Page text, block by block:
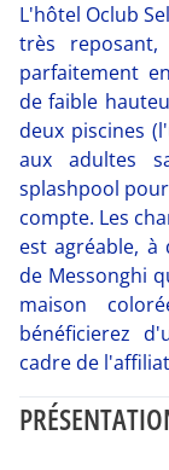
L'hôtel Oclub
très
parfaitement
de faible
deux piscines
aux adultes
splashpool
compte. Les
est agréable,
de Messonghi
maison
bénéficierez
cadre de